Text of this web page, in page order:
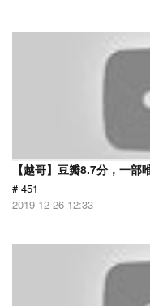
【越哥】豆瓣8.7分，一部
# 451
2019-12-26 12:33